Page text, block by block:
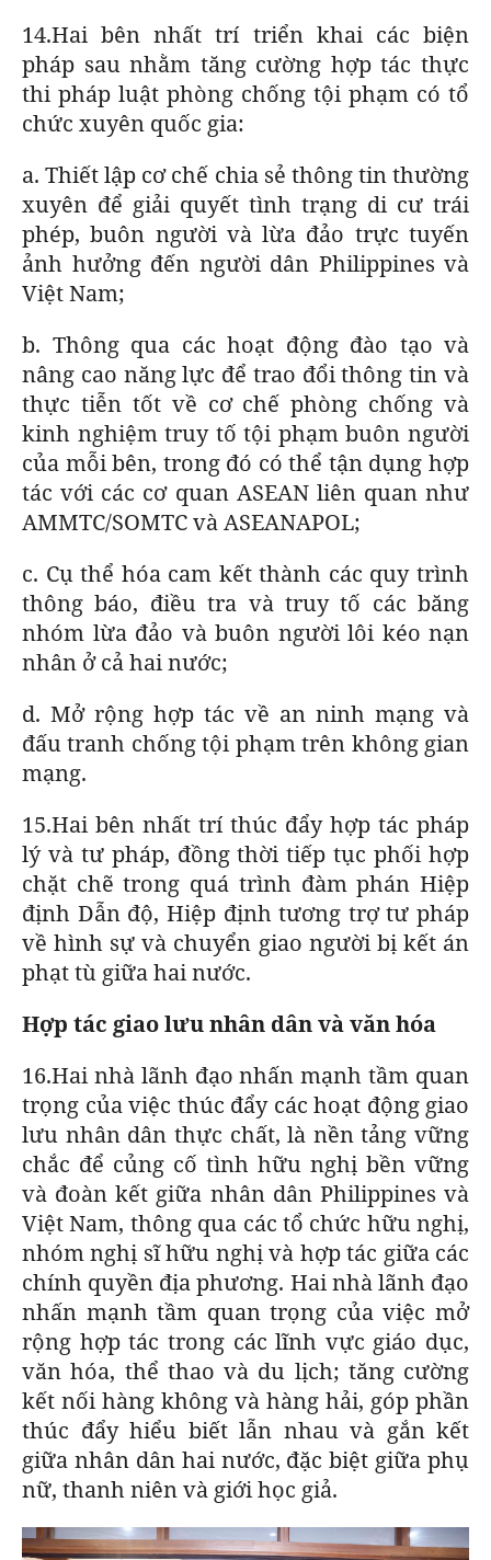
14.Hai bên nhất trí triển khai các biện
pháp sau nhằm tăng cường hợp tác thực
thi pháp luật phòng chống tội phạm có tổ
chức xuyên quốc gia:
a. Thiết lập cơ chế chia sẻ thông tin thường
xuyên để giải quyết tình trạng di cư trái
phép, buôn người và lừa đảo trực tuyến
ảnh hưởng đến người dân Philippines và
Việt Nam;
b. Thông qua các hoạt động đào tạo và
nâng cao năng lực để trao đổi thông tin và
thực tiễn tốt về cơ chế phòng chống và
kinh nghiệm truy tố tội phạm buôn người
của mỗi bên, trong đó có thể tận dụng hợp
tác với các cơ quan ASEAN liên quan như
AMMTC/SOMTC và ASEANAPOL;
c. Cụ thể hóa cam kết thành các quy trình
thông báo, điều tra và truy tố các băng
nhóm lừa đảo và buôn người lôi kéo nạn
nhân ở cả hai nước;
d. Mở rộng hợp tác về an ninh mạng và
đấu tranh chống tội phạm trên không gian
mạng.
15.Hai bên nhất trí thúc đẩy hợp tác pháp
lý và tư pháp, đồng thời tiếp tục phối hợp
chặt chẽ trong quá trình đàm phán Hiệp
định Dẫn độ, Hiệp định tương trợ tư pháp
về hình sự và chuyển giao người bị kết án
phạt tù giữa hai nước.
Hợp tác giao lưu nhân dân và văn hóa
16.Hai nhà lãnh đạo nhấn mạnh tầm quan
trọng của việc thúc đẩy các hoạt động giao
lưu nhân dân thực chất, là nền tảng vững
chắc để củng cố tình hữu nghị bền vững
và đoàn kết giữa nhân dân Philippines và
Việt Nam, thông qua các tổ chức hữu nghị,
nhóm nghị sĩ hữu nghị và hợp tác giữa các
chính quyền địa phương. Hai nhà lãnh đạo
nhấn mạnh tầm quan trọng của việc mở
rộng hợp tác trong các lĩnh vực giáo dục,
văn hóa, thể thao và du lịch; tăng cường
kết nối hàng không và hàng hải, góp phần
thúc đẩy hiểu biết lẫn nhau và gắn kết
giữa nhân dân hai nước, đặc biệt giữa phụ
nữ, thanh niên và giới học giả.